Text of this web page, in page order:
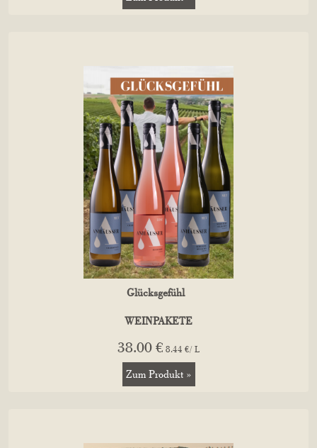
Glücksgefühl
WEINPAKETE
38.00 € 8.44 €/ L
Zum Produkt »